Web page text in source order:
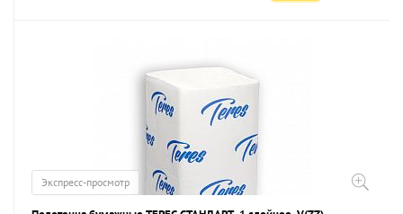
Экспресс-просмотр